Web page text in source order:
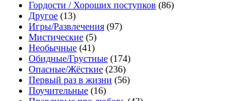
Гордости / Хороших поступков (86)
Другое (13)
Игры/Развлечения (97)
Мистические (5)
Необычные (41)
Обидные/Грустные (174)
Опасные/Жёсткие (236)
Первый раз в жизни (56)
Поучительные (16)